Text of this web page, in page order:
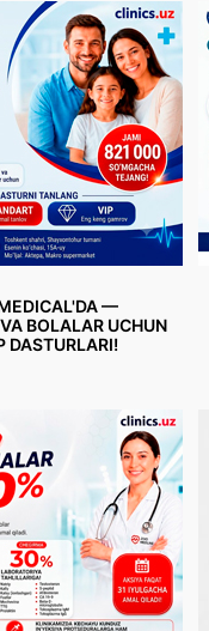
—
BOLALAR UCHUN
DASTURLARI!